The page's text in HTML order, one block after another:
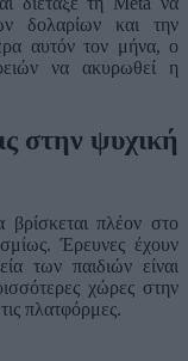
δολαρίων και την
αυτόν τον μήνα, ο
να ακυρωθεί η
στην ψυχική
πλέον στο
Έρευνες έχουν
των παιδιών είναι
χώρες στην
πλατφόρμες.